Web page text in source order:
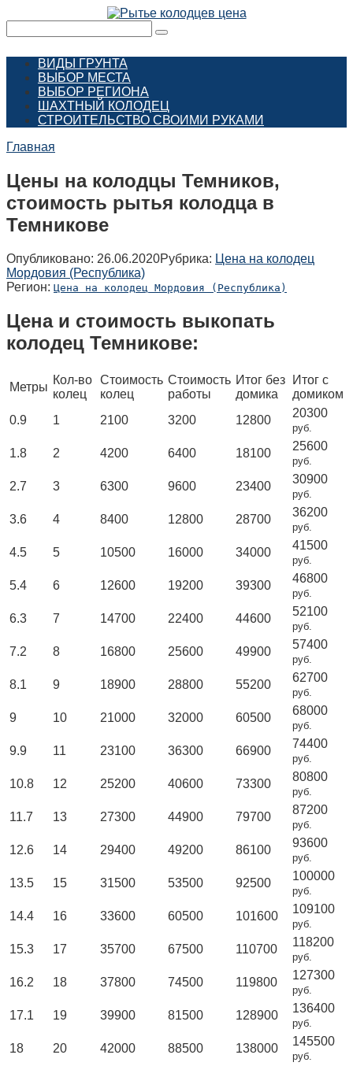
контенту
ВИДЫ ГРУНТА
ВЫБОР МЕСТА
ВЫБОР РЕГИОНА
ШАХТНЫЙ КОЛОДЕЦ
СТРОИТЕЛЬСТВО СВОИМИ РУКАМИ
Главная
Цены на колодцы Темников,
стоимость рытья колодца в
Темникове
Опубликовано: 26.06.2020Рубрика: Цена на колодец
Мордовия (Республика)
Регион: Цена на колодец Мордовия (Республика)
Цена и стоимость выкопать
колодец Темникове:
Метры
Кол-во
колец
Стоимость
колец
Стоимость
работы
Итог без
домика
Итог с
домиком
0.9
1 2100 3200 12800
20300
руб.
1.8 2 4200 6400 18100
25600
руб.
2.7 3 6300 9600 23400
30900
руб.
3.6 4 8400 12800 28700
36200
руб.
4.5 5 10500 16000 34000
41500
руб.
5.4 6 12600 19200 39300
46800
руб.
6.3 7 14700 22400 44600
52100
руб.
7.2 8 16800 25600 49900
57400
руб.
8.1 9 18900 28800 55200
62700
руб.
9 10 21000 32000 60500
68000
руб.
9.9 11 23100 36300 66900
74400
руб.
10.8 12 25200 40600 73300
80800
руб.
11.7 13 27300 44900 79700
87200
руб.
12.6 14 29400 49200 86100
93600
руб.
13.5 15 31500 53500 92500
100000
руб.
14.4 16 33600 60500 101600
109100
руб.
15.3 17 35700 67500 110700
118200
руб.
16.2 18 37800 74500 119800
127300
руб.
17.1 19 39900 81500 128900
136400
руб.
18 20 42000 88500 138000
145500
руб.